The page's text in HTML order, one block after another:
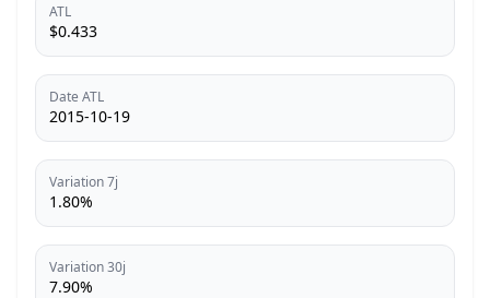
ATL
$0.433
Date ATL
2015-10-19
Variation 7j
1.80%
Variation 30j
7.90%